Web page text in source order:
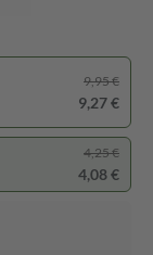
9,95 €
9,27 €
4,25 €
4,08 €